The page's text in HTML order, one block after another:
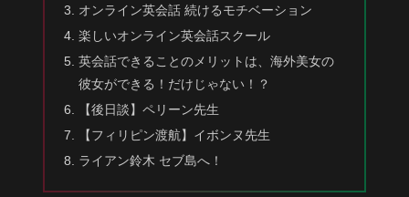
オンライン英会話 続けるモチベーション
楽しいオンライン英会話スクール
英会話できることのメリットは、海外美女の
彼女ができる！だけじゃない！？
【後日談】ペリーン先生
【フィリピン渡航】イボンヌ先生
ライアン鈴木 セブ島へ！